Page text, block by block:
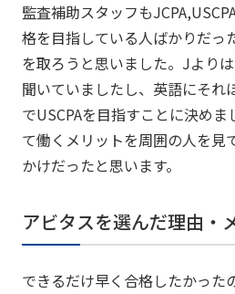
監査補助スタッフも
格を目指している人ばかりだっ
を取ろうと思いました。Jより
聞いていましたし、英語にそれ
でUSCPAを目指すことに決め
て働くメリットを周囲の人を見
かけだったと思います。
アビタスを選んだ理由・
できるだけ早く合格したかった